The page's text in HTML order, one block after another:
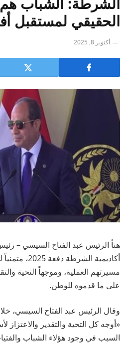
الحقيقي لمستقبل
أكتوبر 8, 2025
هنأ الرئيس عبد الفتاح السيسي –
أكاديمية
مسيرتهم العملية، وموجهاً التحية
على ما قدموه للوطن.
وقال الرئيس عبد الفتاح السيسي،
«أوجه كل التحية والتقدير والاعتزاز
السبب في وجود هؤلاء الشباب